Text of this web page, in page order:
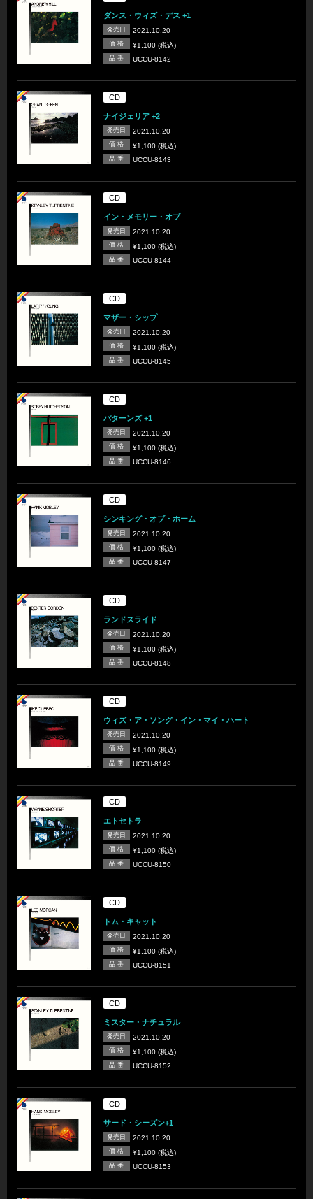
ダンス・ウィズ・デス +1
発売日 2021.10.20
価 格 ¥1,100 (税込)
品 番 UCCU-8142
CD
ナイジェリア +2
発売日 2021.10.20
価 格 ¥1,100 (税込)
品 番 UCCU-8143
CD
イン・メモリー・オブ
発売日 2021.10.20
価 格 ¥1,100 (税込)
品 番 UCCU-8144
CD
マザー・シップ
発売日 2021.10.20
価 格 ¥1,100 (税込)
品 番 UCCU-8145
CD
パターンズ +1
発売日 2021.10.20
価 格 ¥1,100 (税込)
品 番 UCCU-8146
CD
シンキング・オブ・ホーム
発売日 2021.10.20
価 格 ¥1,100 (税込)
品 番 UCCU-8147
CD
ランドスライド
発売日 2021.10.20
価 格 ¥1,100 (税込)
品 番 UCCU-8148
CD
ウィズ・ア・ソング・イン・マイ・ハート
発売日 2021.10.20
価 格 ¥1,100 (税込)
品 番 UCCU-8149
CD
エトセトラ
発売日 2021.10.20
価 格 ¥1,100 (税込)
品 番 UCCU-8150
CD
トム・キャット
発売日 2021.10.20
価 格 ¥1,100 (税込)
品 番 UCCU-8151
CD
ミスター・ナチュラル
発売日 2021.10.20
価 格 ¥1,100 (税込)
品 番 UCCU-8152
CD
サード・シーズン+1
発売日 2021.10.20
価 格 ¥1,100 (税込)
品 番 UCCU-8153